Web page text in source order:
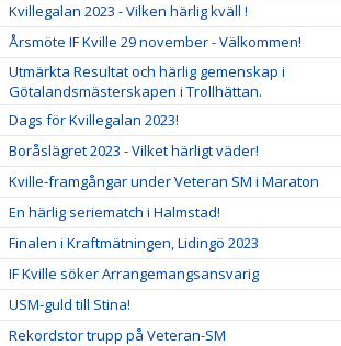
Kvillegalan 2023 - Vilken härlig kväll !
Årsmöte IF Kville 29 november - Välkommen!
Utmärkta Resultat och härlig gemenskap i
Götalandsmästerskapen i Trollhättan.
Dags för Kvillegalan 2023!
Boråslägret 2023 - Vilket härligt väder!
Kville-framgångar under Veteran SM i Maraton
En härlig seriematch i Halmstad!
Finalen i Kraftmätningen, Lidingö 2023
IF Kville söker Arrangemangsansvarig
USM-guld till Stina!
Rekordstor trupp på Veteran-SM